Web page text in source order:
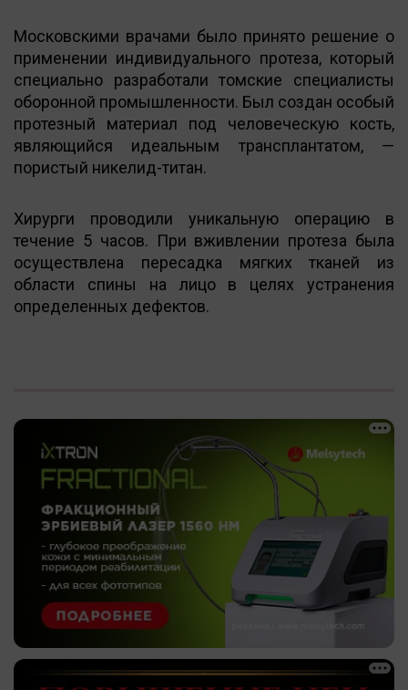
Московскими врачами было принято решение о
применении индивидуального протеза, который
специально разработали томские специалисты
оборонной промышленности. Был создан особый
протезный материал под человеческую кость,
являющийся идеальным трансплантатом, —
пористый никелид-титан.
Хирурги проводили уникальную операцию в
течение 5 часов. При вживлении протеза была
осуществлена пересадка мягких тканей из
области спины на лицо в целях устранения
определенных дефектов.